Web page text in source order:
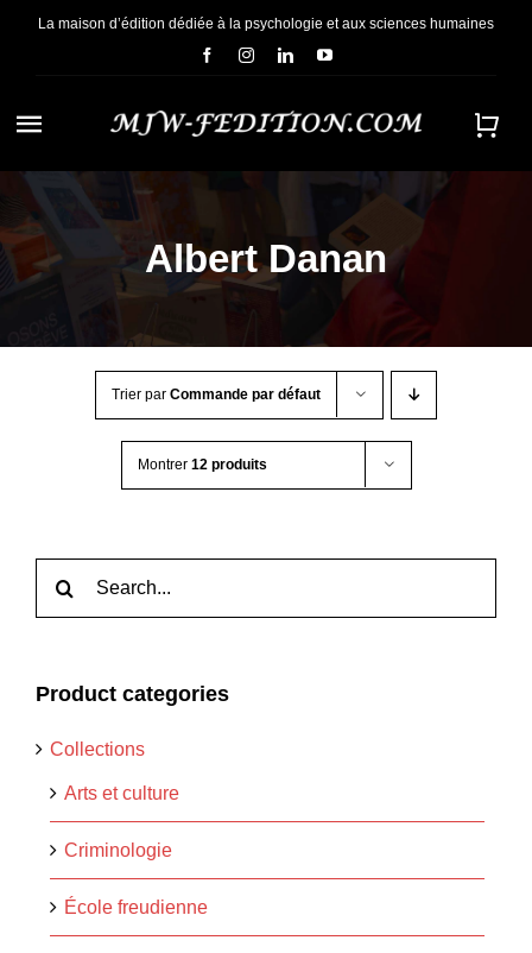
PasserLa maison d’édition dédiée à la psychologie et aux sciences humaines
Navigation
à
bascule
ACCUEIL
NOUS CONNAÎTRE
CONTACT
Albert Danan
Trier par Commande par défaut
Montrer 12 produits
Product categories
Collections
Arts et culture
Criminologie
École freudienne